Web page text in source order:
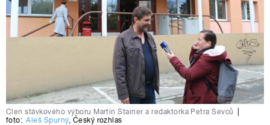
Člen stávkového výboru Martin Štainer a redaktorka Petra Ševců
foto: Aleš Spurný, Český rozhlas